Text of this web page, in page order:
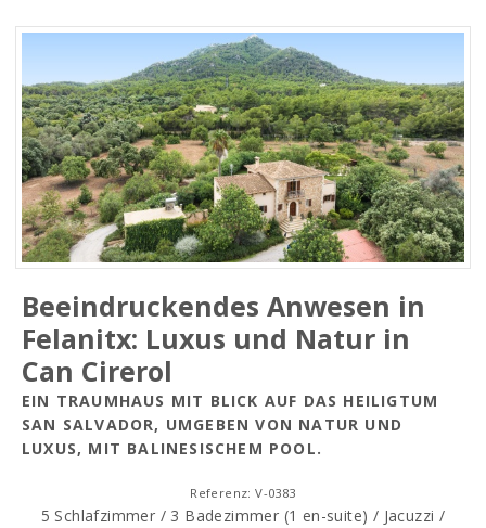
Beeindruckendes Anwesen in
Felanitx: Luxus und Natur in
Can Cirerol
EIN TRAUMHAUS MIT BLICK AUF DAS HEILIGTUM
SAN SALVADOR, UMGEBEN VON NATUR UND
LUXUS, MIT BALINESISCHEM POOL.
Referenz: V-0383
5 Schlafzimmer / 3 Badezimmer (1 en-suite) / Jacuzzi /